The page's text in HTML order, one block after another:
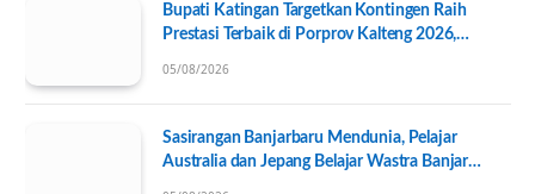
Bupati Katingan Targetkan Kontingen Raih
Prestasi Terbaik di Porprov Kalteng 2026,
05/08/2026
Sasirangan Banjarbaru Mendunia, Pelajar
Australia dan Jepang Belajar Wastra Banjar